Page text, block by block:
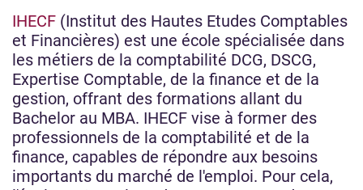
IHECF (Institut des Hautes Etudes Comptables
et Financières) est une école spécialisée dans
les métiers de la comptabilité DCG, DSCG,
Expertise Comptable, de la finance et de la
gestion, offrant des formations allant du
Bachelor au MBA. IHECF vise à former des
professionnels de la comptabilité et de la
finance, capables de répondre aux besoins
importants du marché de l'emploi. Pour cela,